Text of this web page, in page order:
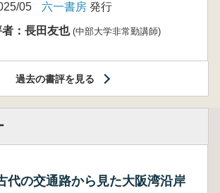
05
六一書房 発行
者：長田友也 (中部大学非常勤講師)
過去の書評を見る
代の交通路から見た大阪湾沿岸